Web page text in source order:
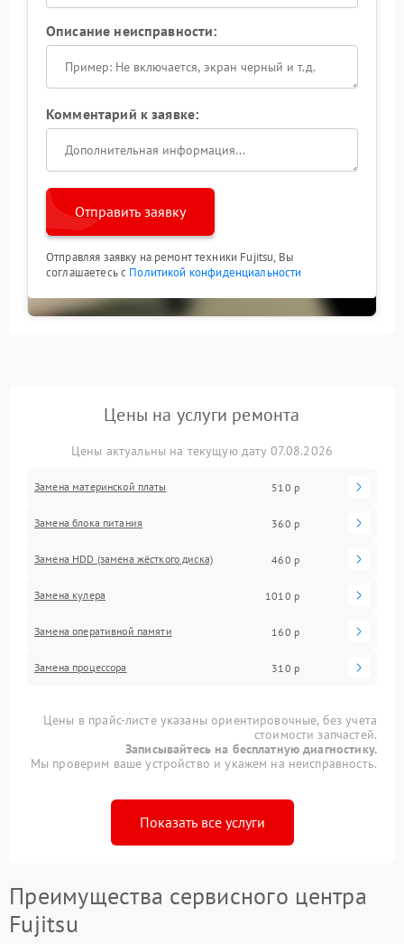
Описание неисправности:
Комментарий к заявке:
Отправить заявку
Отправляя заявку на ремонт техники Fujitsu, Вы
соглашаетесь с Политикой конфиденциальности
Цены на услуги ремонта
Цены актуальны на текущую дату 07.08.2026
Замена материнской платы 510 р
Замена блока питания 360 р
Замена HDD (замена жёсткого диска) 460 р
Замена кулера 1010 р
Замена оперативной памяти 160 р
Замена процессора 310 р
Цены в прайс-листе указаны ориентировочные, без учета
стоимости запчастей.
Записывайтесь на бесплатную диагностику.
Мы проверим ваше устройство и укажем на неисправность.
Показать все услуги
Преимущества сервисного центра
Fujitsu